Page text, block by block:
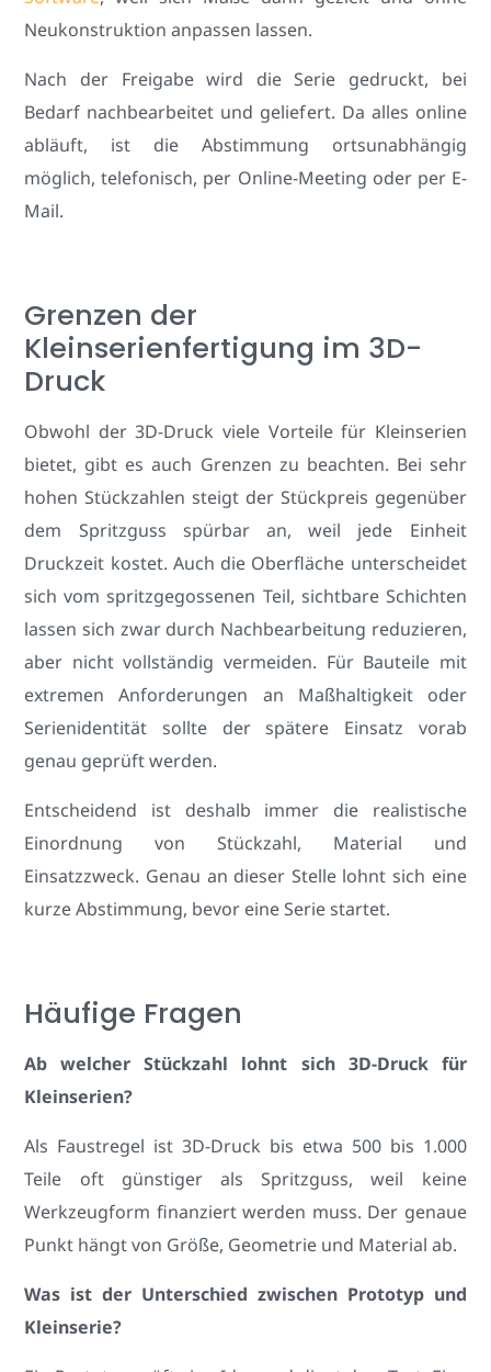
Neukonstruktion anpassen lassen.
Nach der Freigabe wird die Serie gedruckt, bei
Bedarf nachbearbeitet und geliefert. Da alles online
abläuft, ist die Abstimmung ortsunabhängig
möglich, telefonisch, per Online-Meeting oder per E-
Mail.
Grenzen der
Kleinserienfertigung im 3D-
Druck
Obwohl der 3D-Druck viele Vorteile für Kleinserien
bietet, gibt es auch Grenzen zu beachten. Bei sehr
hohen Stückzahlen steigt der Stückpreis gegenüber
dem Spritzguss spürbar an, weil jede Einheit
Druckzeit kostet. Auch die Oberfläche unterscheidet
sich vom spritzgegossenen Teil, sichtbare Schichten
lassen sich zwar durch Nachbearbeitung reduzieren,
aber nicht vollständig vermeiden. Für Bauteile mit
extremen Anforderungen an Maßhaltigkeit oder
Serienidentität sollte der spätere Einsatz vorab
genau geprüft werden.
Entscheidend ist deshalb immer die realistische
Einordnung von Stückzahl, Material und
Einsatzzweck. Genau an dieser Stelle lohnt sich eine
kurze Abstimmung, bevor eine Serie startet.
Häufige Fragen
Ab welcher Stückzahl lohnt sich 3D-Druck für
Kleinserien?
Als Faustregel ist 3D-Druck bis etwa 500 bis 1.000
Teile oft günstiger als Spritzguss, weil keine
Werkzeugform finanziert werden muss. Der genaue
Punkt hängt von Größe, Geometrie und Material ab.
Was ist der Unterschied zwischen Prototyp und
Kleinserie?